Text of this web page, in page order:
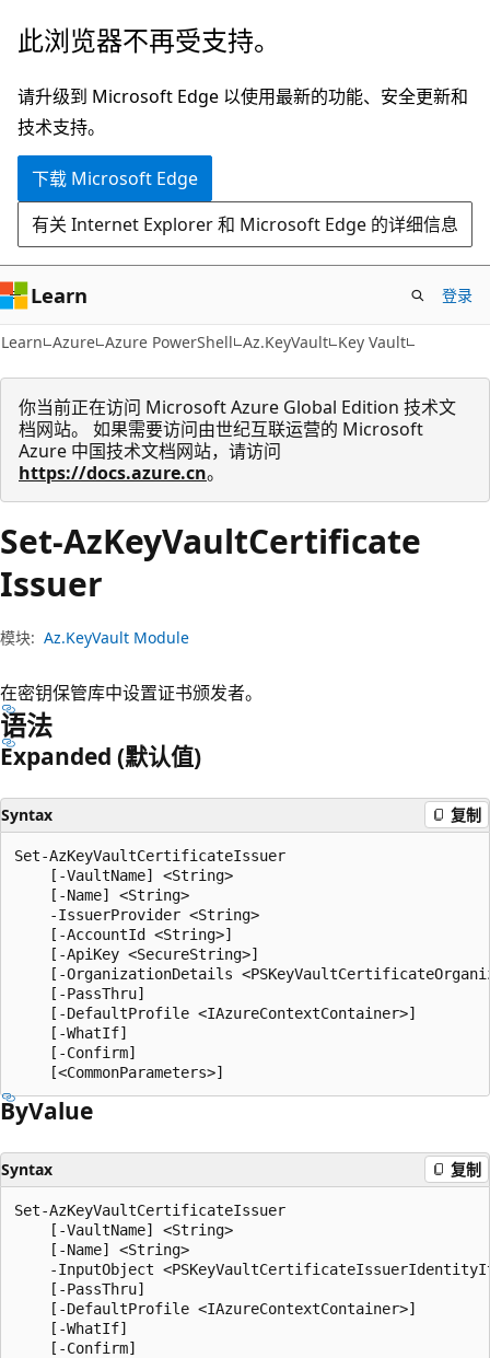
跳
主
要
内
跳
页
内
导
此浏览器不再受支持。
请升级到 Microsoft Edge 以使用最新的功能、安全更新和
技术支持。
下载 Microsoft Edge
有关 Internet Explorer 和 Microsoft Edge 的详细信息
Learn 登录
Learn Azure Azure PowerShell Az.KeyVault Key Vault
你当前正在访问 Microsoft Azure Global Edition 技术文
档网站。 如果需要访问由世纪互联运营的 Microsoft
Azure 中国技术文档网站，请访问
https://docs.azure.cn。
Set-AzKeyVaultCertificate
Issuer
模块: Az.KeyVault Module
在密钥保管库中设置证书颁发者。
语法
Expanded (默认值)
Syntax 复制
Set-AzKeyVaultCertificateIssuer
    [-VaultName] <String>
    [-Name] <String>
    -IssuerProvider <String>
    [-AccountId <String>]
    [-ApiKey <SecureString>]
[-OrganizationDetails
    [-PassThru]
    [-DefaultProfile <IAzureContextContainer>]
    [-WhatIf]
    [-Confirm]
ByValue
Syntax 复制
Set-AzKeyVaultCertificateIssuer
    [-VaultName] <String>
    [-Name] <String>
-InputObject
    [-PassThru]
    [-DefaultProfile <IAzureContextContainer>]
    [-WhatIf]
    [-Confirm]